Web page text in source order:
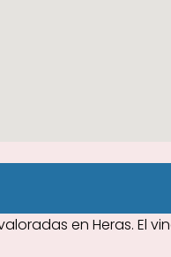
en Heras. El